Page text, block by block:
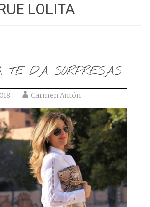
LOLITA
DA SORPRESAS
Carmen Antón